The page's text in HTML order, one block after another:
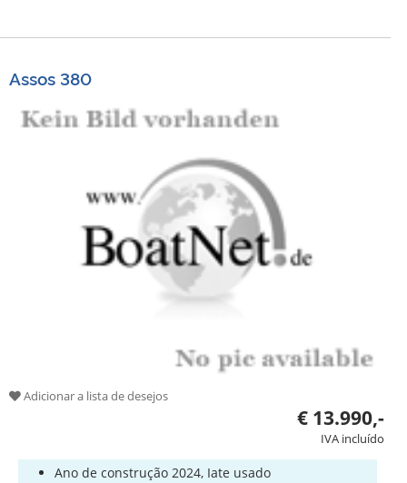
Assos 380
Adicionar a lista de desejos
€ 13.990,-
IVA incluído
Ano de construção 2024, Iate usado